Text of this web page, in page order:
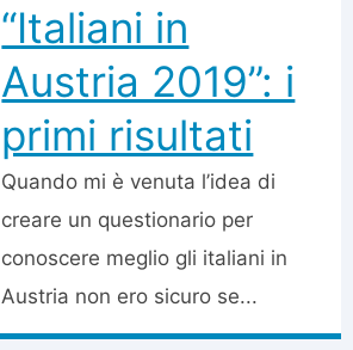
“Italiani in
Austria 2019”: i
primi risultati
Quando mi è venuta l’idea di
creare un questionario per
conoscere meglio gli italiani in
Austria non ero sicuro se...